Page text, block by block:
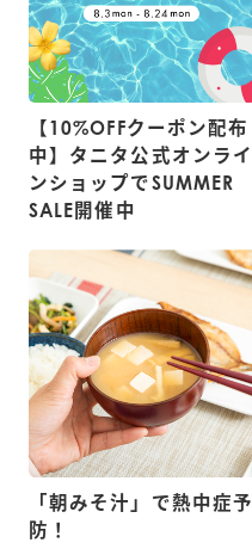
【10%OFFクーポン配布
中】タニタ公式オンライ
ンショップでSUMMER
SALE開催中
「朝みそ汁」で熱中症予
防！